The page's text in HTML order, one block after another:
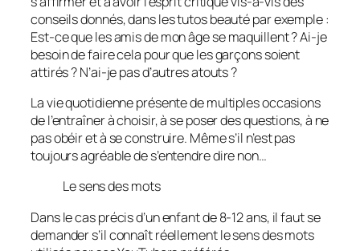
conseils donnés, dans les tutos beauté par exemple :
Est-ce que les amis de mon âge se maquillent ? Ai-je
besoin de faire cela pour que les garçons soient
attirés ? N’ai-je pas d’autres atouts ?
La vie quotidienne présente de multiples occasions
de l’entraîner à choisir, à se poser des questions, à ne
pas obéir et à se construire. Même s’il n’est pas
toujours agréable de s’entendre dire non…
Le sens des mots
Dans le cas précis d’un enfant de 8-12 ans, il faut se
demander s’il connaît réellement le sens des mots